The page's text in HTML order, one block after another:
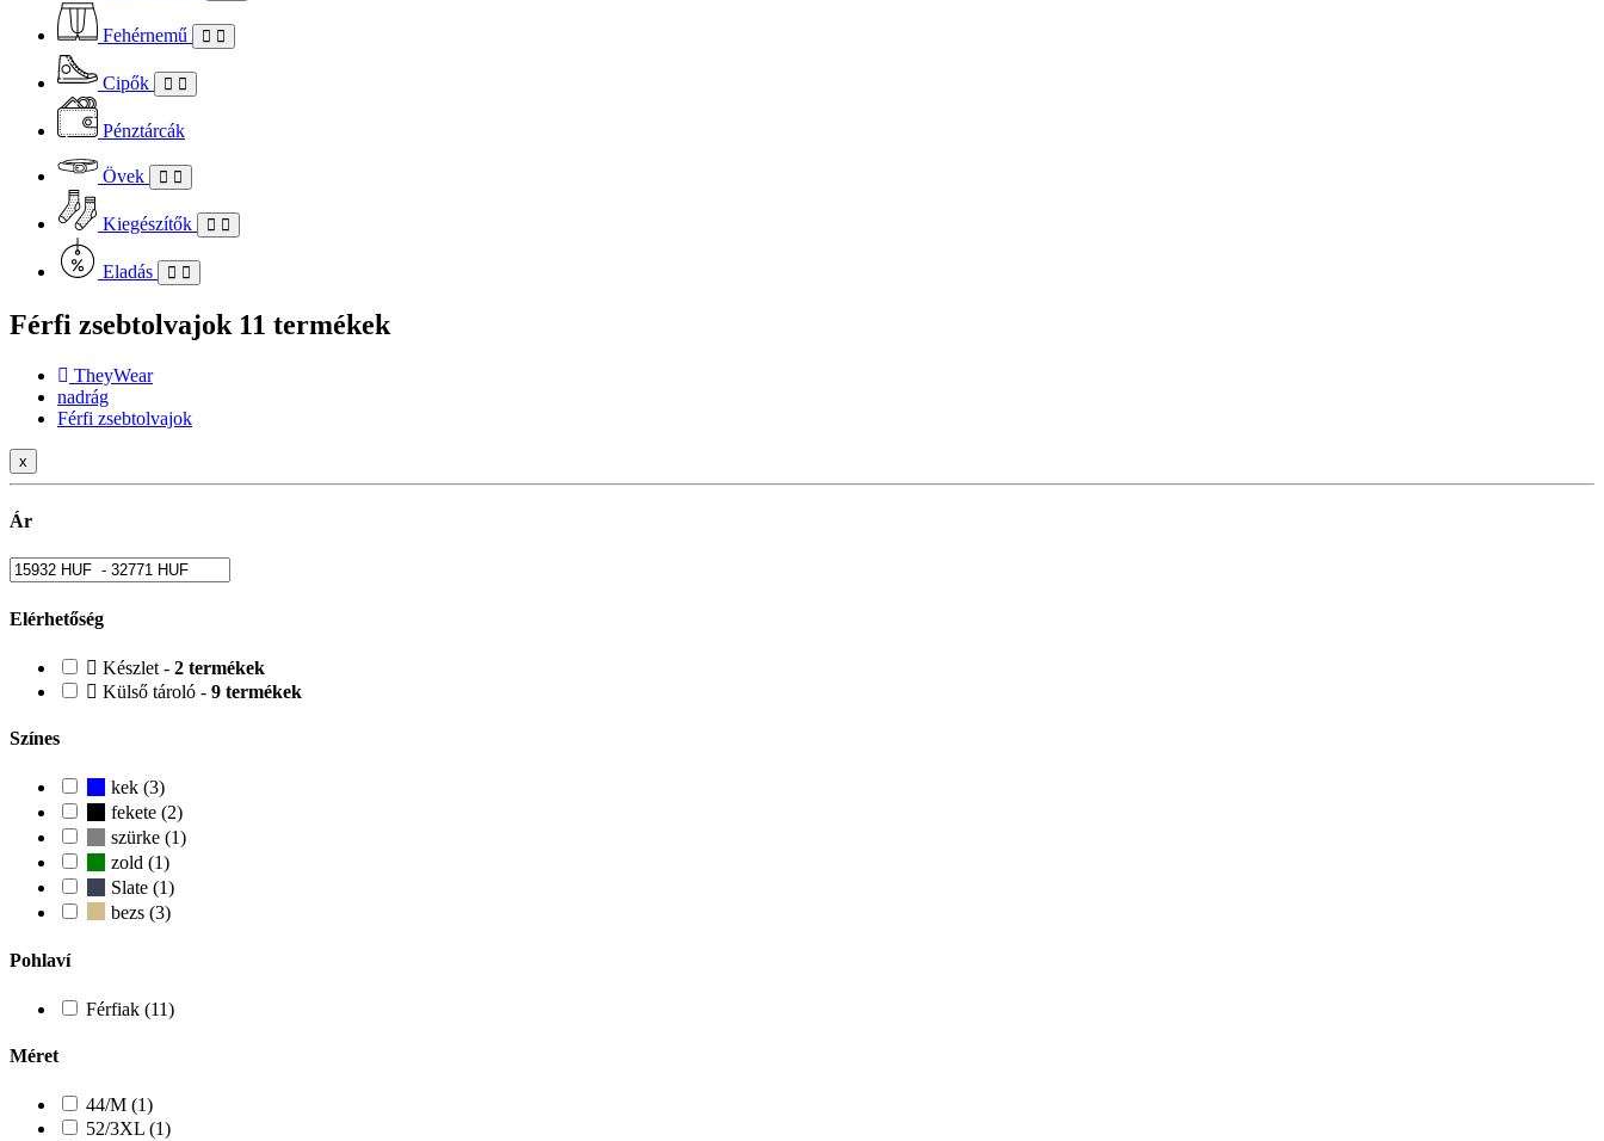
Fehérnemű
Cipők
Pénztárcák
Övek
Kiegészítők
Eladás
Férfi zsebtolvajok 11 termékek
TheyWear
nadrág
Férfi zsebtolvajok
x
Ár
Elérhetőség
Készlet - 2 termékek
Külső tároló - 9 termékek
Színes
kek (3)
fekete (2)
szürke (1)
zold (1)
Slate (1)
bezs (3)
Pohlaví
Férfiak (11)
Méret
44/M (1)
52/3XL (1)